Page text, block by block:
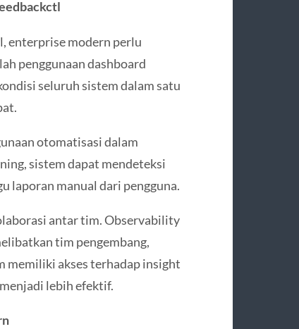
enterprise modern perlu
penggunaan dashboard
seluruh sistem dalam satu
otomatisasi dalam
sistem dapat mendeteksi
laporan manual dari pengguna.
antar tim. Observability
tim pengembang,
memiliki akses terhadap insight
lebih efektif.